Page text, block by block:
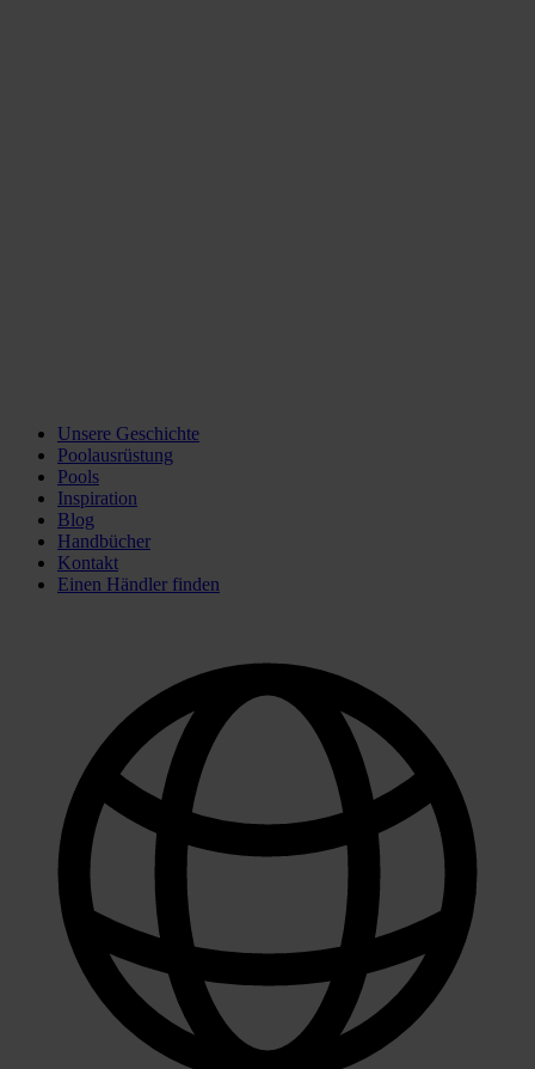
Unsere Geschichte
Poolausrüstung
Pools
Inspiration
Blog
Handbücher
Kontakt
Einen Händler finden